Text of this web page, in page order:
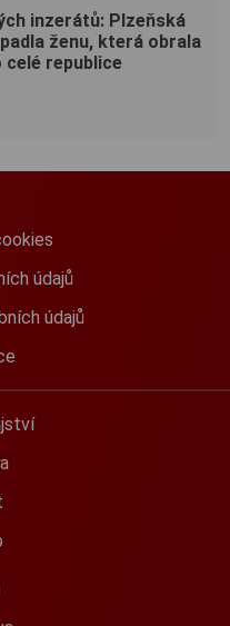
inzerátů: Plzeňská
ženu, která obrala
celé republice
údajů
údajů